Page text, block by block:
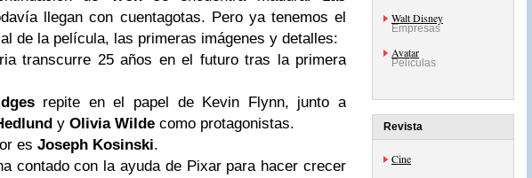
llegan con cuentagotas. Pero ya tenemos el
de la película, las primeras imágenes y detalles:
transcurre 25 años en el futuro tras la primera
repite en el papel de Kevin Flynn, junto a
y Olivia Wilde como protagonistas.
es Joseph Kosinski.
contado con la ayuda de Pixar para hacer crecer
Walt Disney
Empresas
Avatar
Películas
Revista
Cine